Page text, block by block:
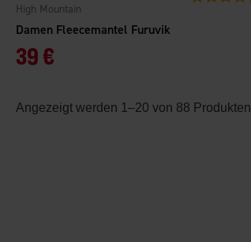
Damen Fleecemantel Furuvik
High Mountain
39 €
Angezeigt werden 1–20 von 88 Produkten